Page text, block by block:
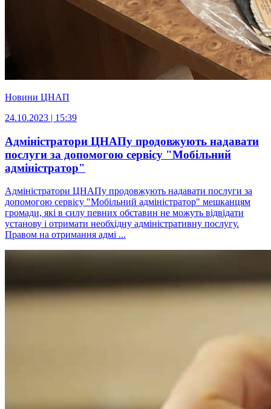
Новини ЦНАП
24.10.2023 | 15:39
Адміністратори ЦНАПу продовжують надавати
послуги за допомогою сервісу "Мобільний
адміністратор"
Адміністратори ЦНАПу продовжують надавати послуги за
допомогою сервісу "Мобільний адміністратор" мешканцям
громади, які в силу певних обставин не можуть відвідати
установу і отримати необхідну адміністративну послугу.
Правом на отримання адмі ...